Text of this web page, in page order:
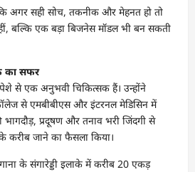
अगर सही सोच, तकनीक और मेहनत हो तो
बल्कि एक बड़ा बिजनेस मॉडल भी बन सकती
का सफर
पेशे से एक अनुभवी चिकित्सक हैं। उन्होंने
से एमबीबीएस और इंटरनल मेडिसिन में
प्रदूषण और तनाव भरी जिंदगी से
करीब जाने का फैसला किया।
के संगारेड्डी इलाके में करीब 20 एकड़